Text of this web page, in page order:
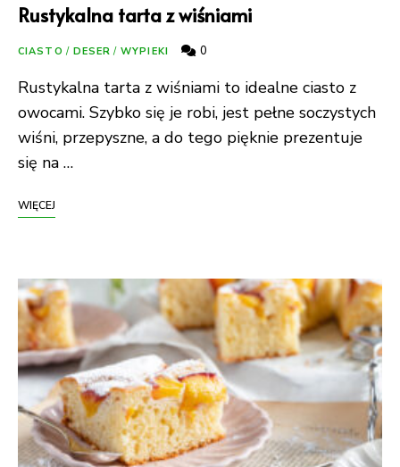
Rustykalna tarta z wiśniami
CIASTO / DESER / WYPIEKI 0
Rustykalna tarta z wiśniami to idealne ciasto z
owocami. Szybko się je robi, jest pełne soczystych
wiśni, przepyszne, a do tego pięknie prezentuje
się na …
WIĘCEJ